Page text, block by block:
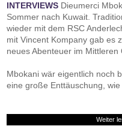
INTERVIEWS Dieumerci
Sommer nach Kuwait.
wieder mit dem RSC
mit Vincent Kompany gab es
neues Abenteuer im Mittleren
Mbokani wär eigentlich noch
eine große Enttäuschung,
Weiter